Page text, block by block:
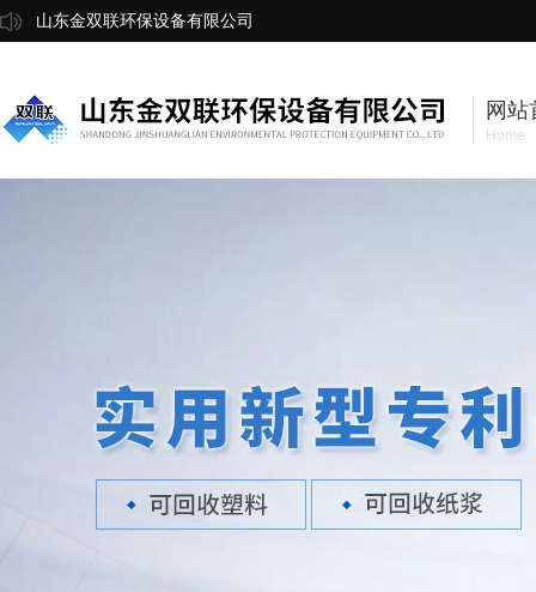
山东金双联环保设备有限公司
网站
Home